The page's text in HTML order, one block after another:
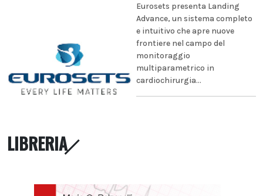
Eurosets presenta Landing
Advance, un sistema completo
e intuitivo che apre nuove
frontiere nel campo del
monitoraggio
multiparametrico in
cardiochirurgia...
LIBRERIA